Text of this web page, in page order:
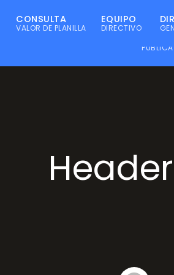
PÚBLICA
CONSULTA
VALOR DE PLANILLA
EQUIPO
DIRECTIVO